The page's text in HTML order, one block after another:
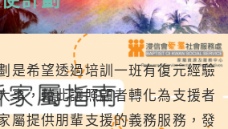
是希望透過培訓一班有復元經驗
事，藉此讓照顧者轉化為支援者
屬提供朋輩支援的義務服務，發